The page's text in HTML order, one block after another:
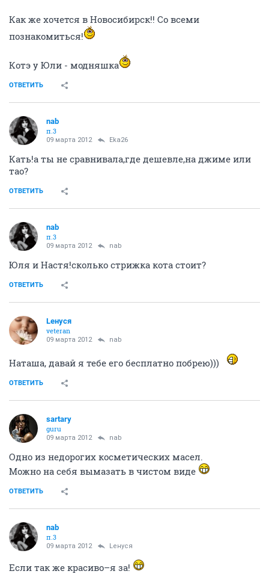
Как же хочется в Новосибирск!! Со всеми
познакомиться!
Котэ у Юли - модняшка
ОТВЕТИТЬ
nab
п.3
09 марта 2012 Eka26
Кать!а ты не сравнивала,где дешевле,на джиме или
тао?
ОТВЕТИТЬ
nab
п.3
09 марта 2012 nab
Юля и Настя!сколько стрижка кота стоит?
ОТВЕТИТЬ
Lенуся
veteran
09 марта 2012 nab
Наташа, давай я тебе его бесплатно побрею)))
ОТВЕТИТЬ
sartary
guru
09 марта 2012 nab
Одно из недорогих косметических масел.
Можно на себя вымазать в чистом виде
ОТВЕТИТЬ
nab
п.3
09 марта 2012 Lенуся
Если так же красиво–я за!